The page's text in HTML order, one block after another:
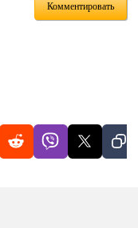
Комментировать